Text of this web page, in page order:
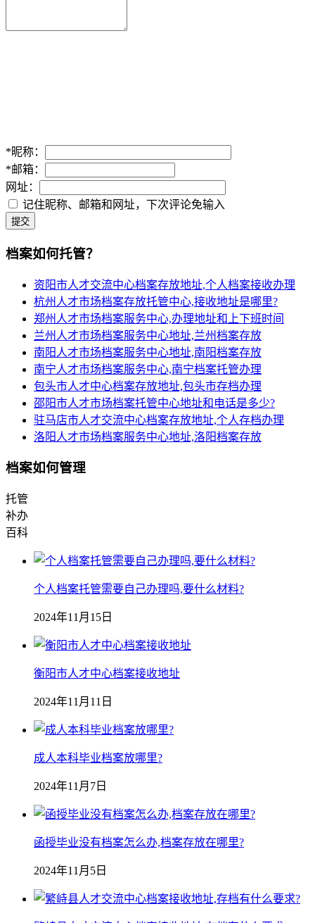
*昵称：
*邮箱：
网址：
记住昵称、邮箱和网址，下次评论免输入
提交
档案如何托管？
资阳市人才交流中心档案存放地址,个人档案接收办理
杭州人才市场档案存放托管中心,接收地址是哪里?
郑州人才市场档案服务中心,办理地址和上下班时间
兰州人才市场档案服务中心地址,兰州档案存放
南阳人才市场档案服务中心地址,南阳档案存放
南宁人才市场档案服务中心,南宁档案托管办理
包头市人才中心档案存放地址,包头市存档办理
邵阳市人才市场档案托管中心地址和电话是多少?
驻马店市人才交流中心档案存放地址,个人存档办理
洛阳人才市场档案服务中心地址,洛阳档案存放
档案如何管理
托管
补办
百科
个人档案托管需要自己办理吗,要什么材料?
2024年11月15日
衡阳市人才中心档案接收地址
2024年11月11日
成人本科毕业档案放哪里?
2024年11月7日
函授毕业没有档案怎么办,档案存放在哪里?
2024年11月5日